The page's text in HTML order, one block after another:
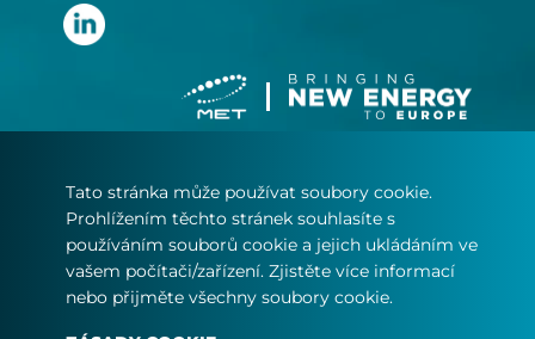
PODMÍNKY POUŽÍVÁNÍ
PROHLÁŠENÍ O OCHRANĚ SOUKROMÍ
ZÁSADY COOKIE
Tato stránka může používat soubory cookie.
Prohlížením těchto stránek souhlasíte s
používáním souborů cookie a jejich ukládáním ve
vašem počítači/zařízení. Zjistěte více informací
nebo přijměte všechny soubory cookie.